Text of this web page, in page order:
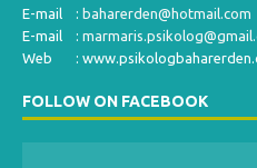
E-mail : baharerden@hotmail.com
E-mail :
Web :
FOLLOW ON FACEBOOK